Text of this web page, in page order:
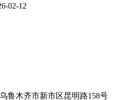
02-12
鲁木齐市新市区昆明路158号